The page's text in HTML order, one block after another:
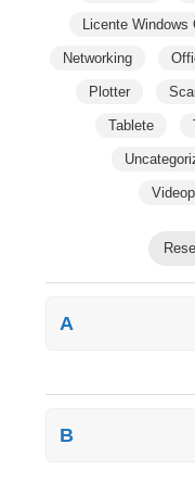
Licente Windows
Networking
Plotter
Tablete
A
B